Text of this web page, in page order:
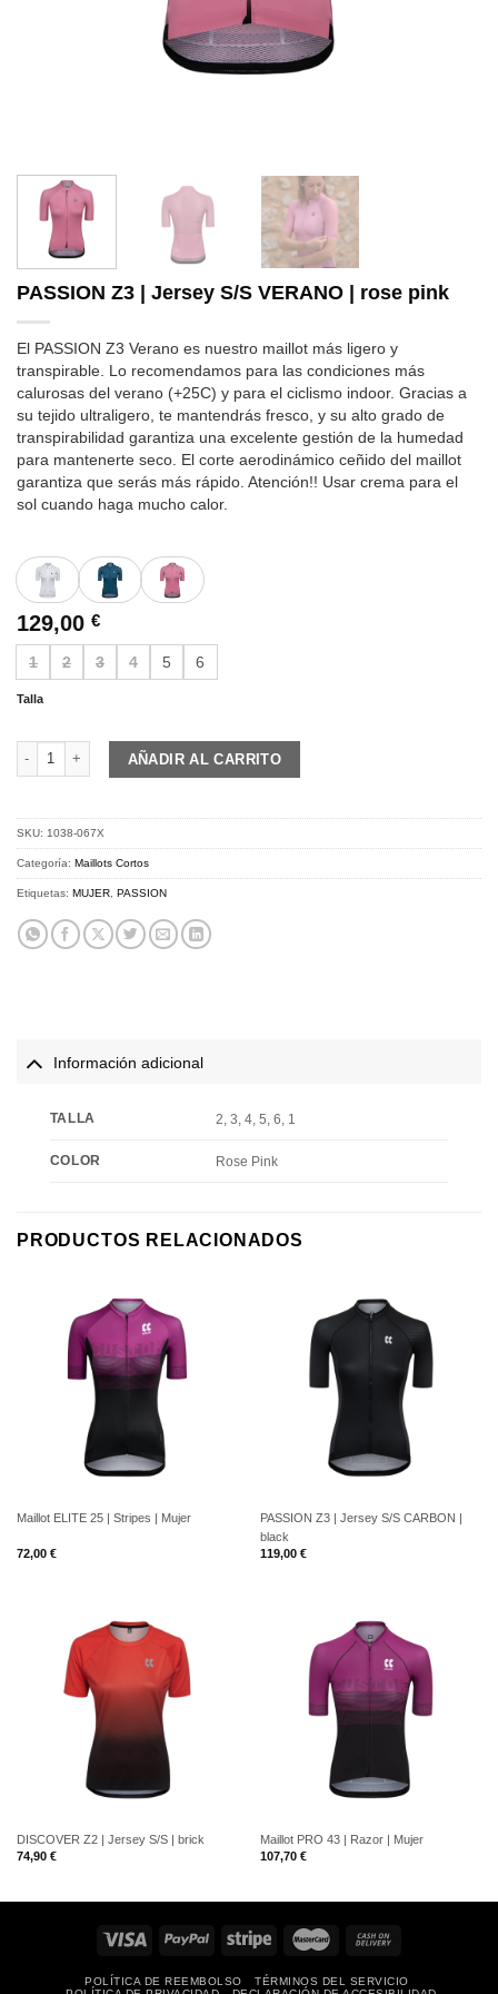
PASSION Z3 | Jersey S/S VERANO | rose pink
El PASSION Z3 Verano es nuestro maillot más ligero y
transpirable. Lo recomendamos para las condiciones más
calurosas del verano (+25C) y para el ciclismo indoor. Gracias a
su tejido ultraligero, te mantendrás fresco, y su alto grado de
transpirabilidad garantiza una excelente gestión de la humedad
para mantenerte seco. El corte aerodinámico ceñido del maillot
garantiza que serás más rápido. Atención!! Usar crema para el
sol cuando haga mucho calor.
129,00 €
1 2 3 4 5 6
Talla
PASSION Z3 | Jersey S/S VERANO | rose pink cantidad
AÑADIR AL CARRITO
SKU: 1038-067X
Categoría: Maillots Cortos
Etiquetas: MUJER PASSION
Información adicional
TALLA 2, 3, 4, 5, 6, 1
COLOR Rose Pink
PRODUCTOS RELACIONADOS
Maillot ELITE 25 | Stripes | Mujer
72,00 €
PASSION Z3 | Jersey S/S CARBON |
black
119,00 €
DISCOVER Z2 | Jersey S/S | brick
74,90 €
Maillot PRO 43 | Razor | Mujer
107,70 €
POLÍTICA DE REEMBOLSO
TÉRMINOS DEL SERVICIO